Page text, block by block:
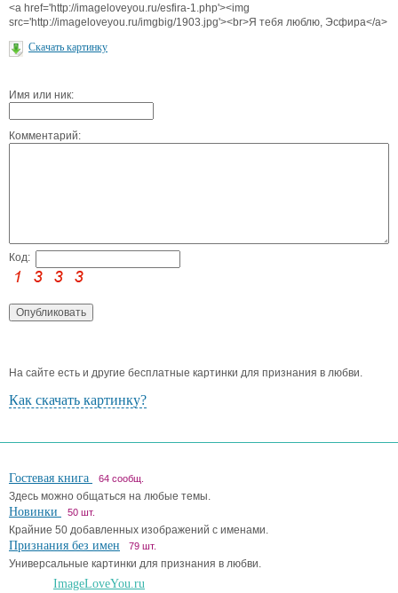
<a href='http://imageloveyou.ru/esfira-1.php'><img
src='http://imageloveyou.ru/imgbig/1903.jpg'><br>Я тебя люблю, Эсфира</a>
Скачать картинку
Имя или ник:
Комментарий:
Код:
На сайте есть и другие бесплатные картинки для признания в любви.
Как скачать картинку?
Гостевая книга 64 сообщ.
Здесь можно общаться на любые темы.
Новинки 50 шт.
Крайние 50 добавленных изображений с именами.
Признания без имен 79 шт.
Универсальные картинки для признания в любви.
ImageLoveYou.ru